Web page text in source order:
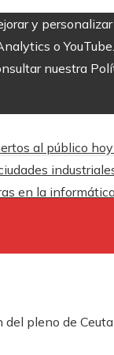
y
o
nuestra
al público
en la
pleno de